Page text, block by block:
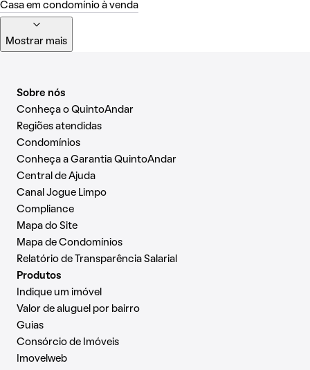
Casa em condomínio à venda
Mostrar mais
Sobre nós
Conheça o QuintoAndar
Regiões atendidas
Condomínios
Conheça a Garantia QuintoAndar
Central de Ajuda
Canal Jogue Limpo
Compliance
Mapa do Site
Mapa de Condomínios
Relatório de Transparência Salarial
Produtos
Indique um imóvel
Valor de aluguel por bairro
Guias
Consórcio de Imóveis
Imovelweb